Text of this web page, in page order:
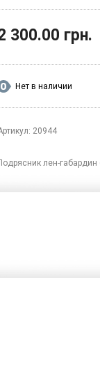
300.00 грн.
Нет в наличии
20944
лен-